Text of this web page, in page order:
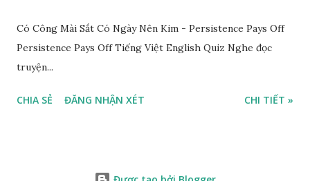
Có Công Mài Sắt Có Ngày Nên Kim - Persistence Pays Off
Persistence Pays Off Tiếng Việt English Quiz Nghe đọc
truyện...
CHIA SẺ ĐĂNG NHẬN XÉT CHI TIẾT »